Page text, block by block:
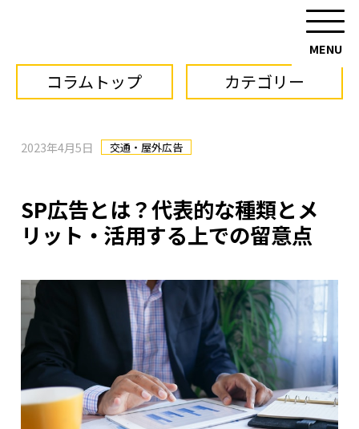
コラムトップ カテゴリー
2023年4月5日 交通・屋外広告
SP広告とは？代表的な種類とメ
リット・活用する上での留意点